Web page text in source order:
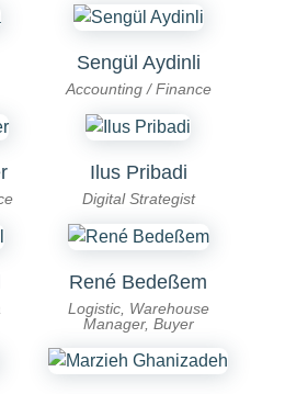
Sengül Aydinli
Accounting / Finance
Ilus Pribadi
Digital Strategist
René Bedeßem
Logistic, Warehouse
Manager, Buyer